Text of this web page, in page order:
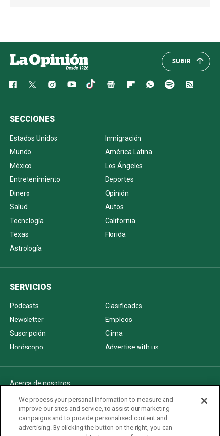
SUBIR
SECCIONES
Estados Unidos
Inmigración
Mundo
América Latina
México
Los Ángeles
Entretenimiento
Deportes
Dinero
Opinión
Salud
Autos
Tecnología
California
Texas
Florida
Astrología
SERVICIOS
Podcasts
Clasificados
Newsletter
Empleos
Suscripción
Clima
Horóscopo
Advertise with us
Acerca de nosotros
Politica de privacidad
Pautas Editoriales
AdChoices
We process your personal information to measure and
improve our sites and service, to assist our marketing
campaigns and to provide personalised content and
advertising. By clicking the button on the right, you can